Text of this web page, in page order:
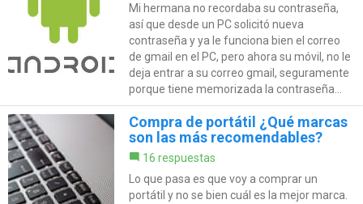
Mi hermana no recordaba su contraseña,
así que desde un PC solicitó nueva
contraseña y ya le funciona bien el correo
de gmail en el PC, pero ahora su móvil, no le
deja entrar a su correo gmail, seguramente
porque tiene memorizada la contraseña...
Compra de portátil ¿Qué marcas
son las más recomendables?
16 respuestas
Lo que pasa es que voy a comprar un
portátil y no se bien cuál es la mejor marca.